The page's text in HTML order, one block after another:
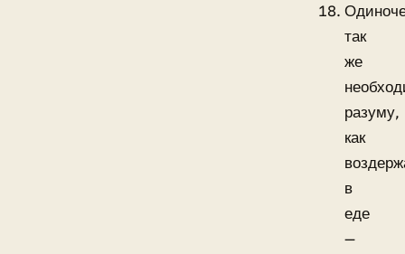
так
же
разуму,
как
в
еде
—